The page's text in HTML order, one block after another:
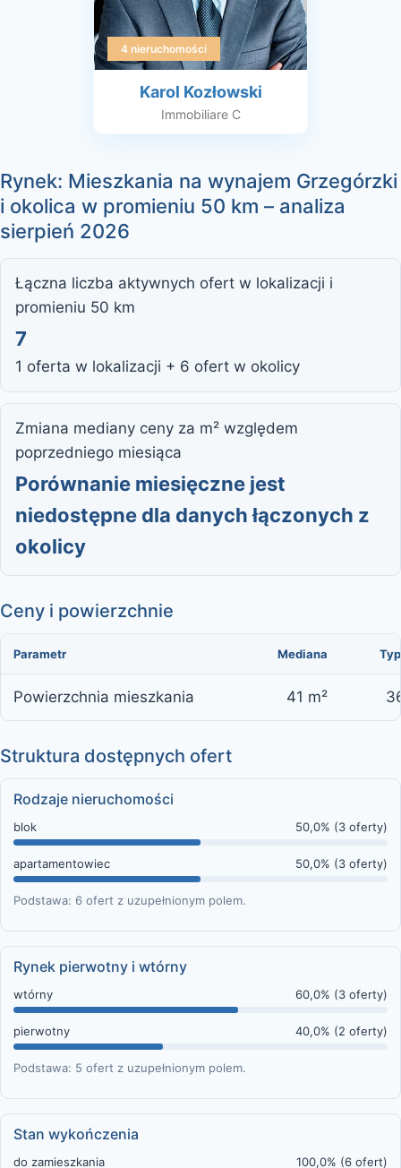
4 nieruchomości
Karol Kozłowski
Immobiliare C
Rynek: Mieszkania na wynajem Grzegórzki
i okolica w promieniu 50 km – analiza
sierpień 2026
Łączna liczba aktywnych ofert w lokalizacji i
promieniu 50 km
7
1 oferta w lokalizacji + 6 ofert w okolicy
Zmiana mediany ceny za m² względem
poprzedniego miesiąca
Porównanie miesięczne jest
niedostępne dla danych łączonych z
okolicy
Ceny i powierzchnie
Parametr Mediana
Powierzchnia mieszkania 41 m²
Struktura dostępnych ofert
Rodzaje nieruchomości
blok 50,0% (3 oferty)
apartamentowiec 50,0% (3 oferty)
Podstawa: 6 ofert z uzupełnionym polem.
Rynek pierwotny i wtórny
wtórny 60,0% (3 oferty)
pierwotny 40,0% (2 oferty)
Podstawa: 5 ofert z uzupełnionym polem.
Stan wykończenia
do zamieszkania 100,0% (6 ofert)